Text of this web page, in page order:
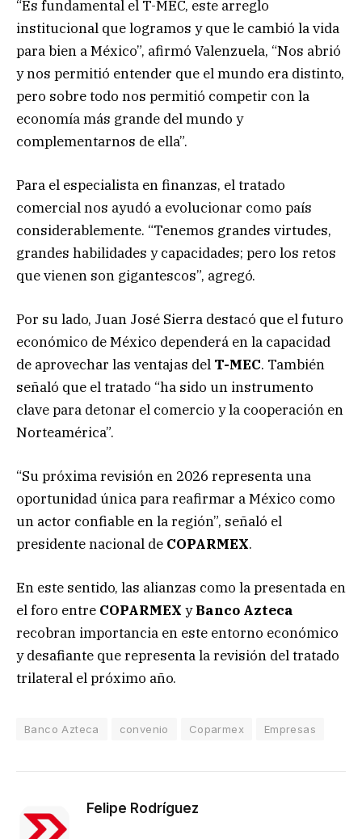
“Es fundamental el T-MEC, este arreglo
institucional que logramos y que le cambió la vida
para bien a México”, afirmó Valenzuela, “Nos abrió
y nos permitió entender que el mundo era distinto,
pero sobre todo nos permitió competir con la
economía más grande del mundo y
complementarnos de ella”.
Para el especialista en finanzas, el tratado
comercial nos ayudó a evolucionar como país
considerablemente. “Tenemos grandes virtudes,
grandes habilidades y capacidades; pero los retos
que vienen son gigantescos”, agregó.
Por su lado, Juan José Sierra destacó que el futuro
económico de México dependerá en la capacidad
de aprovechar las ventajas del T-MEC. También
señaló que el tratado “ha sido un instrumento
clave para detonar el comercio y la cooperación en
Norteamérica”.
“Su próxima revisión en 2026 representa una
oportunidad única para reafirmar a México como
un actor confiable en la región”, señaló el
presidente nacional de COPARMEX.
En este sentido, las alianzas como la presentada en
el foro entre COPARMEX yBanco Azteca
recobran importancia en este entorno económico
y desafiante que representa la revisión del tratado
trilateral el próximo año.
Banco Azteca convenio Coparmex Empresas
Felipe Rodríguez